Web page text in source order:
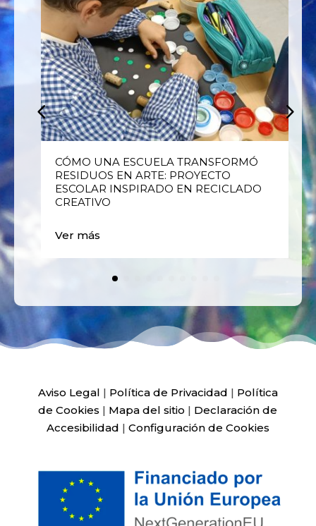
CÓMO UNA ESCUELA TRANSFORMÓ
RESIDUOS EN ARTE: PROYECTO
ESCOLAR INSPIRADO EN RECICLADO
CREATIVO
Ver más
Aviso Legal | Política de Privacidad | Política
de Cookies | Mapa del sitio | Declaración de
Accesibilidad | Configuración de Cookies